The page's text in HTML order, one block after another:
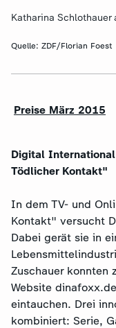
Katharina
Quelle: ZDF/Florian Foest
Preise März 2015
Digital
Tödlicher Kontakt"
In dem TV- und
Kontakt" versucht
Dabei gerät sie in
Zuschauer konnten
Website
eintauchen. Drei
kombiniert: Serie,